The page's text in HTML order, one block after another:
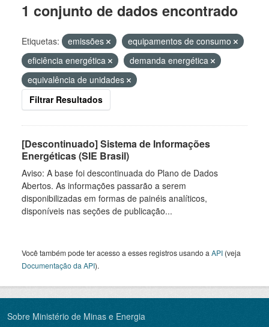
1 conjunto de dados encontrado
Etiquetas: emissões
equipamentos de consumo
eficiência energética
demanda energética
equivalência de unidades
Filtrar Resultados
[Descontinuado] Sistema de Informações
Energéticas (SIE Brasil)
Aviso: A base foi descontinuada do Plano de Dados
Abertos. As informações passarão a serem
disponibilizadas em formas de painéis analíticos,
disponíveis nas seções de publicação...
Você também pode ter acesso a esses registros usando a API (veja
Documentação da API).
Sobre Ministério de Minas e Energia